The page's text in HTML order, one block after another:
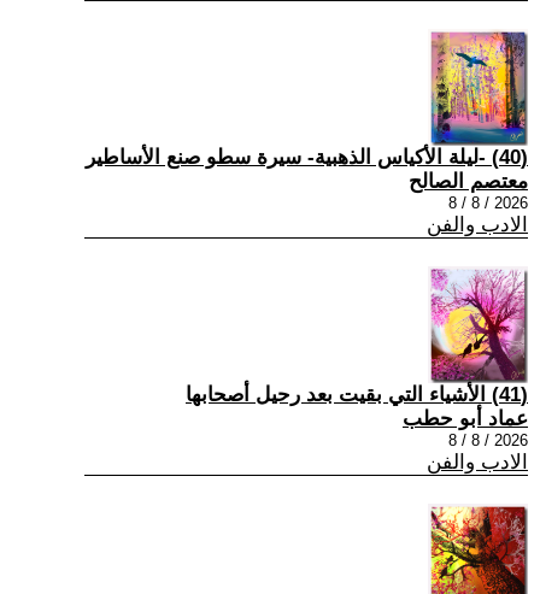
(40) -ليلة الأكياس الذهبية- سيرة سطو صنع الأساطير
معتصم الصالح
2026 / 8 / 8
الادب والفن
(41) الأشياء التي بقيت بعد رحيل أصحابها
عماد أبو حطب
2026 / 8 / 8
الادب والفن